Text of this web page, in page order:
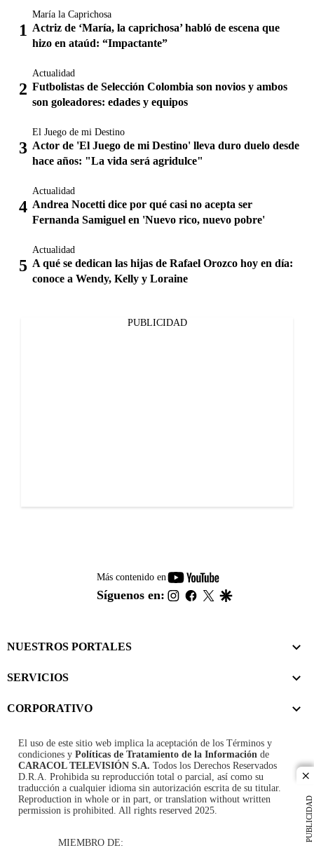
PUBLICIDAD
María la Caprichosa
Actriz de ‘María, la caprichosa’ habló de escena que
hizo en ataúd: “Impactante”
Actualidad
Futbolistas de Selección Colombia son novios y ambos
son goleadores: edades y equipos
El Juego de mi Destino
Actor de 'El Juego de mi Destino' lleva duro duelo desde
hace años: "La vida será agridulce"
Actualidad
Andrea Nocetti dice por qué casi no acepta ser
Fernanda Samiguel en 'Nuevo rico, nuevo pobre'
Actualidad
A qué se dedican las hijas de Rafael Orozco hoy en día:
conoce a Wendy, Kelly y Loraine
PUBLICIDAD
Más contenido en
youtube-
footer
Síguenos en: instagram
facebook
twitter
NUESTROS PORTALES
SERVICIOS
CORPORATIVO
El uso de este sitio web implica la aceptación de los Términos y
condiciones y Políticas de Tratamiento de la Información de
CARACOL TELEVISIÓN S.A. Todos los Derechos Reservados
D.R.A. Prohibida su reproducción total o parcial, así como su
traducción a cualquier idioma sin autorización escrita de su titular.
Reproduction in whole or in part, or translation without written
permission is prohibited. All rights reserved 2025.
MIEMBRO DE: